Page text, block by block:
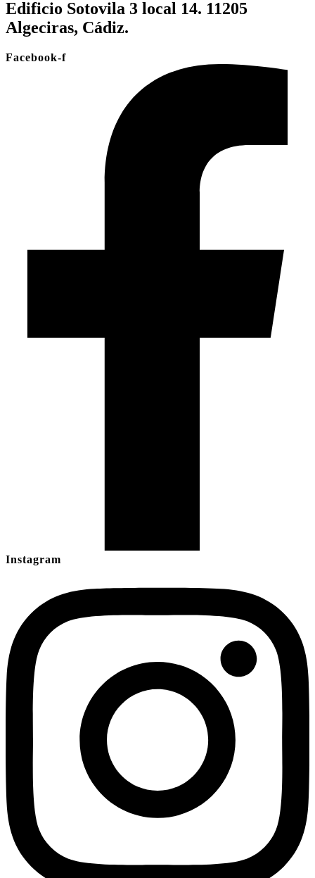
Edificio Sotovila 3 local 14. 11205
Algeciras, Cádiz.
Facebook-f
Instagram